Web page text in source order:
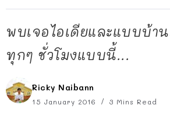
พบเจอไอเดียและแบบบ้า
ทุกๆ ชั่วโมงแบบนี้...
Ricky Naibann
15 January 2016 3 Mins Read